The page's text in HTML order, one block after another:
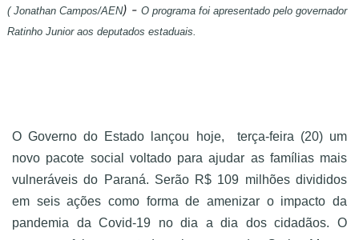
( Jonathan Campos/AEN) - O programa foi apresentado pelo governador
Ratinho Junior aos deputados estaduais.
O Governo do Estado lançou hoje, terça-feira (20) um
novo pacote social voltado para ajudar as famílias mais
vulneráveis do Paraná. Serão R$ 109 milhões divididos
em seis ações como forma de amenizar o impacto da
pandemia da Covid-19 no dia a dia dos cidadãos. O